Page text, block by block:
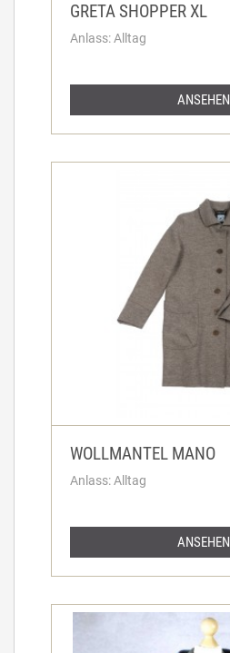
GRETA SHOPPER XL
Anlass: Alltag
ANSEHEN
WOLLMANTEL MANO
Anlass: Alltag
ANSEHEN